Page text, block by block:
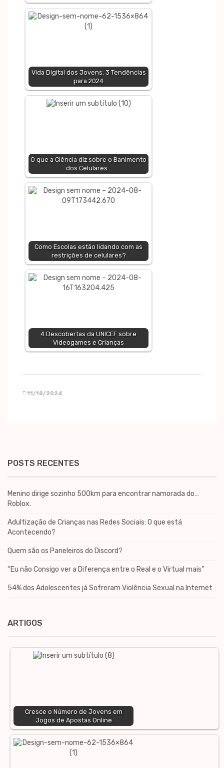
Vida Digital dos Jovens: 3 Tendências
para 2024
O que a Ciência diz sobre o Banimento
dos Celulares…
Como Escolas estão lidando com as
restrições de celulares?
4 Descobertas da UNICEF sobre
Videogames e Crianças
11/18/2024
POSTS RECENTES
Menino dirige sozinho 500km para encontrar namorada do…
Roblox.
Adultização de Crianças nas Redes Sociais: O que está
Acontecendo?
Quem são os Paneleiros do Discord?
“Eu não Consigo ver a Diferença entre o Real e o Virtual mais”
54% dos Adolescentes já Sofreram Violência Sexual na Internet
ARTIGOS
Cresce o Número de Jovens em
Jogos de Apostas Online